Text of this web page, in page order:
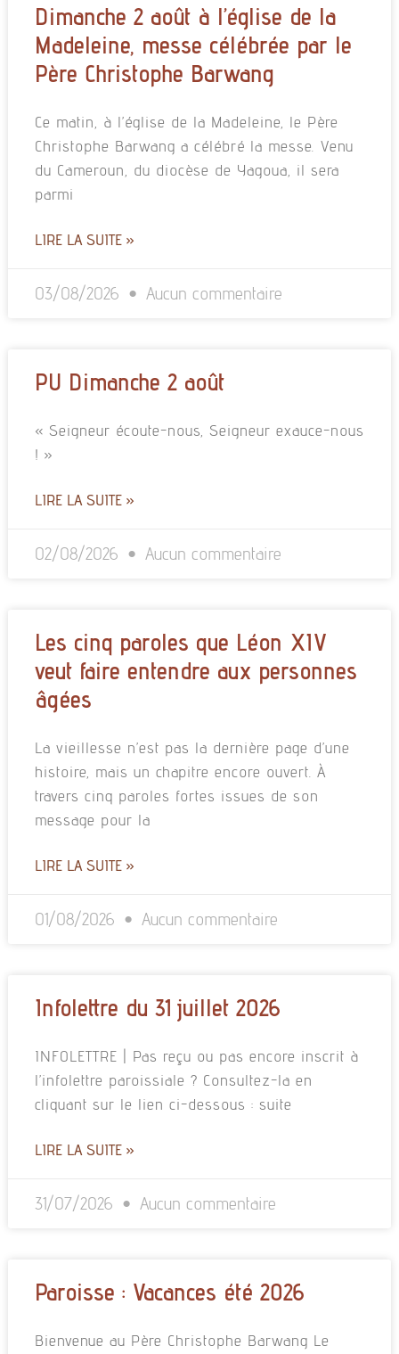
Dimanche 2 août à l’église de la
Madeleine, messe célébrée par le
Père Christophe Barwang
Ce matin, à l’église de la Madeleine, le Père
Christophe Barwang a célébré la messe. Venu
du Cameroun, du diocèse de Yagoua, il sera
parmi
LIRE LA SUITE »
03/08/2026 Aucun commentaire
PU Dimanche 2 août
« Seigneur écoute-nous, Seigneur exauce-nous
! »
LIRE LA SUITE »
02/08/2026 Aucun commentaire
Les cinq paroles que Léon XIV
veut faire entendre aux personnes
âgées
La vieillesse n’est pas la dernière page d’une
histoire, mais un chapitre encore ouvert. À
travers cinq paroles fortes issues de son
message pour la
LIRE LA SUITE »
01/08/2026 Aucun commentaire
Infolettre du 31 juillet 2026
INFOLETTRE | Pas reçu ou pas encore inscrit à
l’infolettre paroissiale ? Consultez-la en
cliquant sur le lien ci-dessous : suite
LIRE LA SUITE »
31/07/2026 Aucun commentaire
Paroisse : Vacances été 2026
Bienvenue au Père Christophe Barwang Le